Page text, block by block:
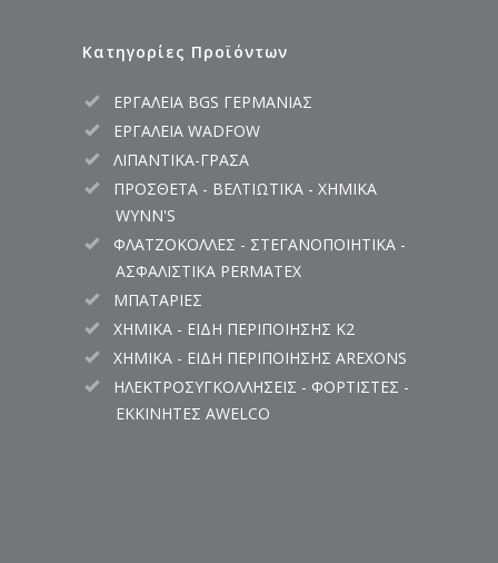
Κατηγορίες Προϊόντων
ΕΡΓΑΛΕΙΑ BGS ΓΕΡΜΑΝΙΑΣ
ΕΡΓΑΛΕΙΑ WADFOW
ΛΙΠΑΝΤΙΚΑ-ΓΡΑΣΑ
ΠΡΟΣΘΕΤΑ - ΒΕΛΤΙΩΤΙΚΑ - ΧΗΜΙΚΑ
WYNN'S
ΦΛΑΤΖΟΚΟΛΛΕΣ - ΣΤΕΓΑΝΟΠΟΙΗΤΙΚΑ -
ΑΣΦΑΛΙΣΤΙΚΑ PERMATEX
ΜΠΑΤΑΡΙΕΣ
ΧΗΜΙΚΑ - ΕΙΔΗ ΠΕΡΙΠΟΙΗΣΗΣ K2
ΧΗΜΙΚΑ - ΕΙΔΗ ΠΕΡΙΠΟΙΗΣΗΣ AREXONS
ΗΛΕΚΤΡΟΣΥΓΚΟΛΛΗΣΕΙΣ - ΦΟΡΤΙΣΤΕΣ -
ΕΚΚΙΝΗΤΕΣ AWELCO